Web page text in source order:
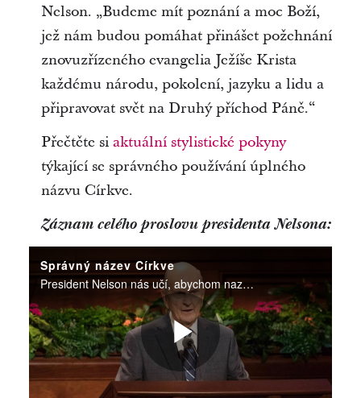
Nelson. „Budeme mít poznání a moc Boží,
jež nám budou pomáhat přinášet požehnání
znovuzřízeného evangelia Ježíše Krista
každému národu, pokolení, jazyku a lidu a
připravovat svět na Druhý příchod Páně.“
Přečtěte si aktuální stylistické pokyny
týkající se správného používání úplného
názvu Církve.
Záznam celého proslovu presidenta Nelsona:
Správný název Církve
President Nelson nás učí, abychom nazývali Církev jejím správným jménem – Církev Ježíše Krista Svatých posledních dnů.
Přehrát